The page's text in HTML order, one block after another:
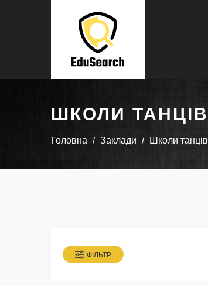
ШКОЛИ ТАНЦІВ
Головна Заклади Школи танців
ФІЛЬТР